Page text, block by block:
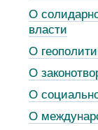
О
власти
О
О
О
О